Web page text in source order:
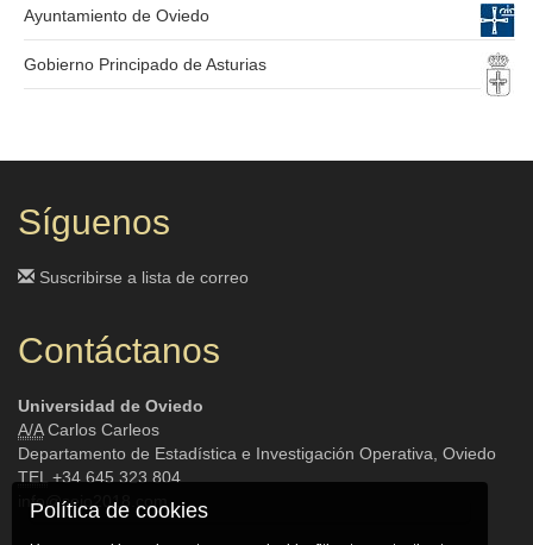
Ayuntamiento de Oviedo
Gobierno Principado de Asturias
Síguenos
Suscribirse a lista de correo
Contáctanos
Universidad de Oviedo
A/ACarlos Carleos
Departamento de Estadística e Investigación Operativa, Oviedo
TEL +34 645 323 804
info@seio2018.com
Política de cookies